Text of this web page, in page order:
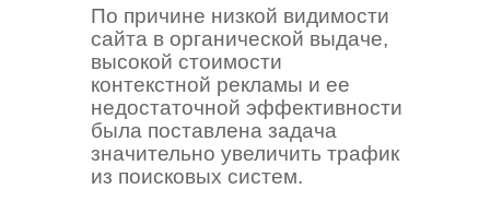
По причине низкой видимости
сайта в органической выдаче,
высокой стоимости
контекстной рекламы и ее
недостаточной эффективности
была поставлена задача
значительно увеличить трафик
из поисковых систем.